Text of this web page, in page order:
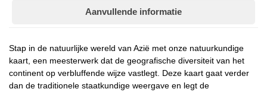
Aanvullende informatie
Stap in de natuurlijke wereld van Azië met onze natuurkundige
kaart, een meesterwerk dat de geografische diversiteit van het
continent op verbluffende wijze vastlegt. Deze kaart gaat verder
dan de traditionele staatkundige weergave en legt de